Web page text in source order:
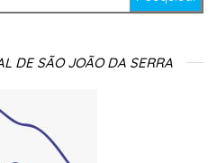
DE SÃO JOÃO DA SERRA